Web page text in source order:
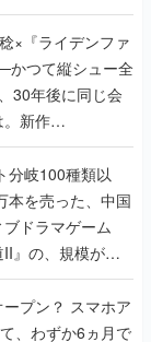
ィレクターに聞
×『ライデンファ
かつて縦シュー全
30年後に同じ会
新作
で初タッグを組
開発秘話
分岐100種類以
本を売った、中国
ドラマゲーム
II』の、規模が違
ーに聞いた
スマホア
、わずか6ヵ月で